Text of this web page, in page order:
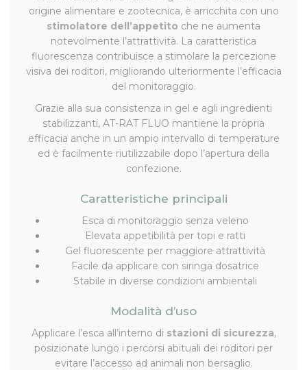
origine alimentare e zootecnica, è arricchita con uno
stimolatore dell’appetito che ne aumenta
notevolmente l’attrattività. La caratteristica
fluorescenza contribuisce a stimolare la percezione
visiva dei roditori, migliorando ulteriormente l’efficacia
del monitoraggio.
Grazie alla sua consistenza in gel e agli ingredienti
stabilizzanti, AT-RAT FLUO mantiene la propria
efficacia anche in un ampio intervallo di temperature
ed è facilmente riutilizzabile dopo l’apertura della
confezione.
Caratteristiche principali
Esca di monitoraggio senza veleno
Elevata appetibilità per topi e ratti
Gel fluorescente per maggiore attrattività
Facile da applicare con siringa dosatrice
Stabile in diverse condizioni ambientali
Modalità d’uso
Applicare l’esca all’interno di stazioni di sicurezza,
posizionate lungo i percorsi abituali dei roditori per
evitare l’accesso ad animali non bersaglio.